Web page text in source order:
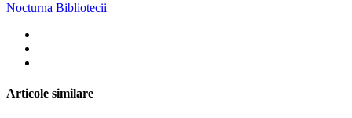
Nocturna Bibliotecii
Articole similare